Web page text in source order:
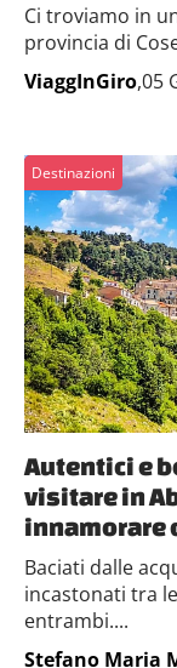
Ci troviamo in
provincia di
ViaggInGiro,05
Destinazioni
Autentici e
visitare in
innamorare
Baciati dalle
incastonati tra
entrambi....
Stefano Maria